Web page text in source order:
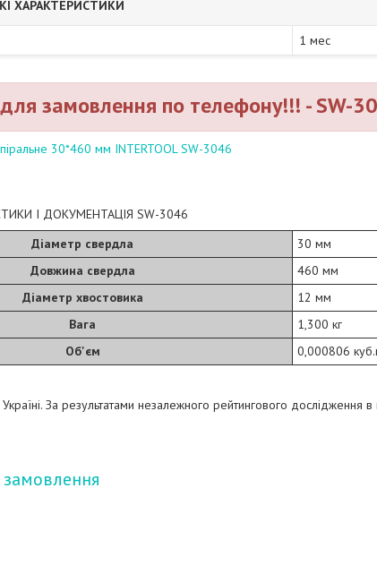
ХАРАКТЕРИСТИКИ
1 мес
замовлення по телефону!!! - SW-
30*460 мм INTERTOOL SW-3046
І ДОКУМЕНТАЦІЯ SW-3046
Діаметр свердла
30 мм
Довжина свердла
460 мм
Діаметр хвостовика
12 мм
Вага
1,300 кг
Об'єм
0,000806
За результатами незалежного рейтингового